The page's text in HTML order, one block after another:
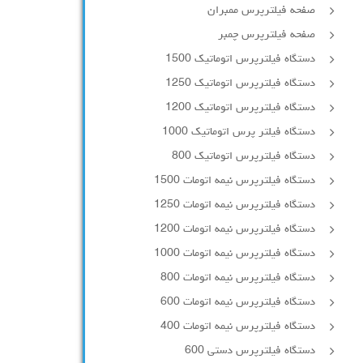
صفحه فیلترپرس ممبران
صفحه فیلترپرس چمبر
دستگاه فیلترپرس اتوماتیک 1500
دستگاه فیلترپرس اتوماتیک 1250
دستگاه فیلترپرس اتوماتیک 1200
دستگاه فیلتر پرس اتوماتیک 1000
دستگاه فیلترپرس اتوماتیک 800
دستگاه فیلترپرس نیمه اتومات 1500
دستگاه فیلترپرس نیمه اتومات 1250
دستگاه فیلترپرس نیمه اتومات 1200
دستگاه فیلترپرس نیمه اتومات 1000
دستگاه فیلترپرس نیمه اتومات 800
دستگاه فیلترپرس نیمه اتومات 600
دستگاه فیلترپرس نیمه اتومات 400
دستگاه فیلترپرس دستی 600